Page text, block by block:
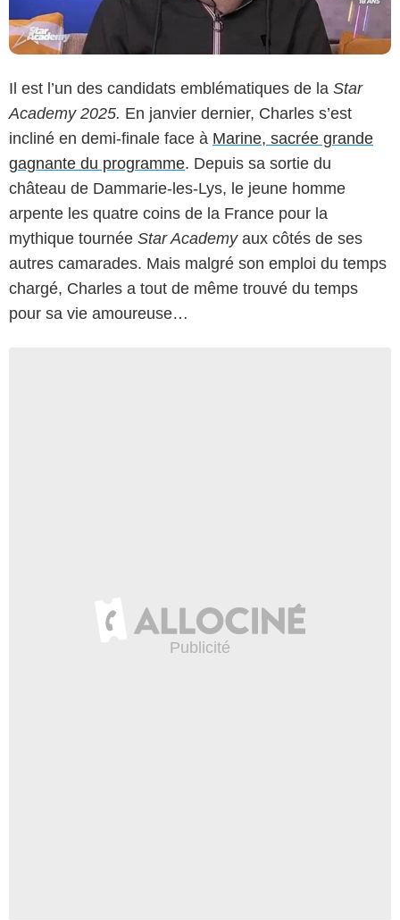
Il est l’un des candidats emblématiques de la Star
Academy 2025. En janvier dernier, Charles s’est
incliné en demi-finale face à Marine, sacrée grande
gagnante du programme. Depuis sa sortie du
château de Dammarie-les-Lys, le jeune homme
arpente les quatre coins de la France pour la
mythique tournée Star Academyaux côtés de ses
autres camarades. Mais malgré son emploi du temps
chargé, Charles a tout de même trouvé du temps
pour sa vie amoureuse…